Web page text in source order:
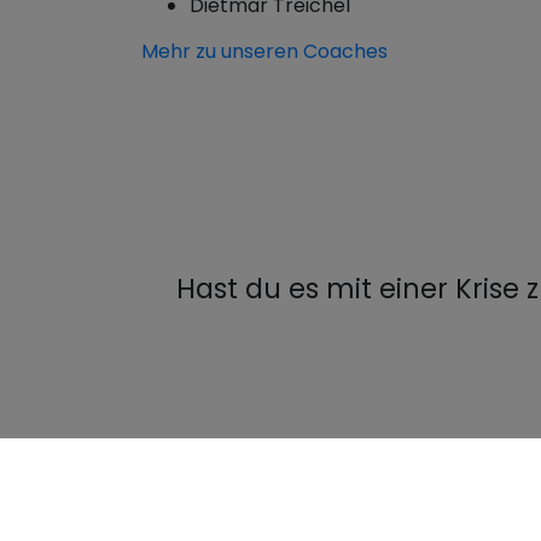
Mehr zu unseren Coaches
Hast du es mit einer Krise